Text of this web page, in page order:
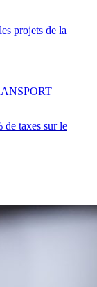
projets de la
de taxes sur le